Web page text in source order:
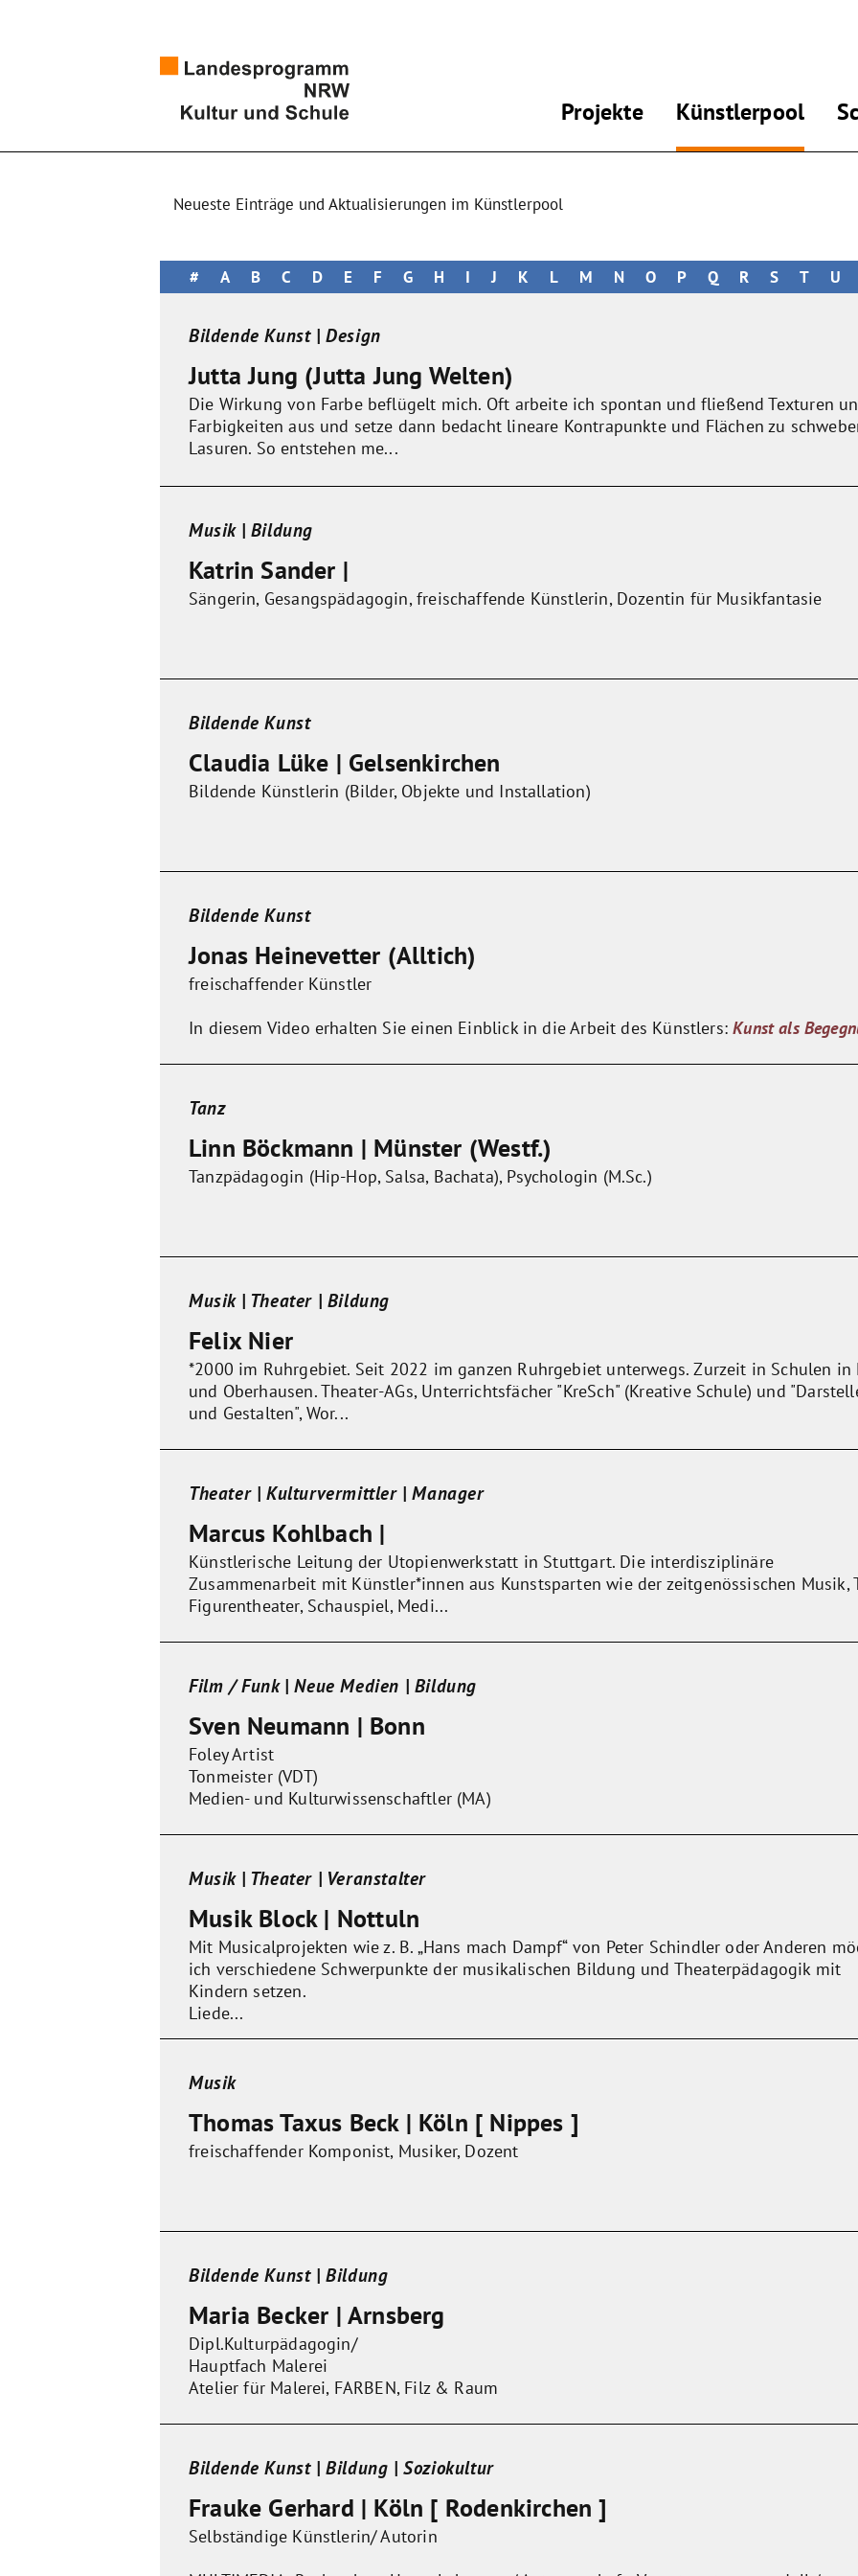
Projekte Künstlerpool
Neueste Einträge und Aktualisierungen im Künstlerpool
# A B C D E F G H I J K L M N O P Q R S T U
Bildende Kunst | Design
Jutta Jung (Jutta Jung Welten)
Die Wirkung von Farbe beflügelt mich. Oft arbeite ich spontan und fließend Texturen
Farbigkeiten aus und setze dann bedacht lineare Kontrapunkte und Flächen zu
Lasuren. So entstehen me...
Musik | Bildung
Katrin Sander |
Sängerin, Gesangspädagogin, freischaffende Künstlerin, Dozentin für Musikfantasie
Bildende Kunst
Claudia Lüke | Gelsenkirchen
Bildende Künstlerin (Bilder, Objekte und Installation)
Bildende Kunst
Jonas Heinevetter (Alltich)
freischaffender Künstler
In diesem Video erhalten Sie einen Einblick in die Arbeit des Künstlers:Kunst als
Tanz
Linn Böckmann | Münster (Westf.)
Tanzpädagogin (Hip-Hop, Salsa, Bachata), Psychologin (M.Sc.)
Musik | Theater | Bildung
Felix Nier
*2000 im Ruhrgebiet. Seit 2022 im ganzen Ruhrgebiet unterwegs. Zurzeit in Schulen in
und Oberhausen. Theater-AGs, Unterrichtsfächer "KreSch" (Kreative Schule) und
und Gestalten", Wor...
Theater | Kulturvermittler | Manager
Marcus Kohlbach |
Künstlerische Leitung der Utopienwerkstatt in Stuttgart. Die interdisziplinäre
Zusammenarbeit mit Künstler*innen aus Kunstsparten wie der zeitgenössischen Musik,
Figurentheater, Schauspiel, Medi...
Film / Funk | Neue Medien | Bildung
Sven Neumann | Bonn
Foley Artist
Tonmeister (VDT)
Medien- und Kulturwissenschaftler (MA)
Musik | Theater | Veranstalter
Musik Block | Nottuln
Mit Musicalprojekten wie z. B. „Hans mach Dampf“ von Peter Schindler oder Anderen
ich verschiedene Schwerpunkte der musikalischen Bildung und Theaterpädagogik mit
Kindern setzen.
Liede...
Musik
Thomas Taxus Beck | Köln [ Nippes ]
freischaffender Komponist, Musiker, Dozent
Bildende Kunst | Bildung
Maria Becker | Arnsberg
Dipl.Kulturpädagogin/
Hauptfach Malerei
Atelier für Malerei, FARBEN, Filz & Raum
Bildende Kunst | Bildung | Soziokultur
Frauke Gerhard | Köln [ Rodenkirchen ]
Selbständige Künstlerin/ Autorin